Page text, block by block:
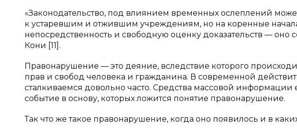
«Законодательство, под влиянием временных ослеплений
к устаревшим и отжившим учреждениям, но на коренные начала
непосредственность и свободную оценку доказательств — оно
Кони [11].
Правонарушение — это деяние, вследствие которого
прав и свобод человека и гражданина. В современной
сталкиваемся довольно часто. Средства массовой
событие в основу, которых ложится понятие правонарушение.
Так что же такое правонарушение, когда оно появилось и в